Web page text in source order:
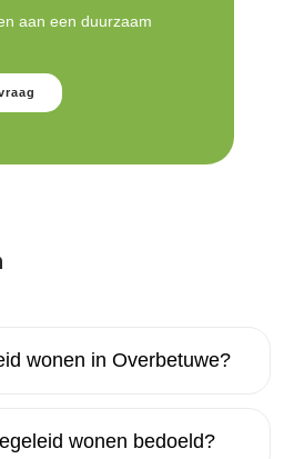
aan een duurzaam
wonen in Overbetuwe?
wonen bedoeld?